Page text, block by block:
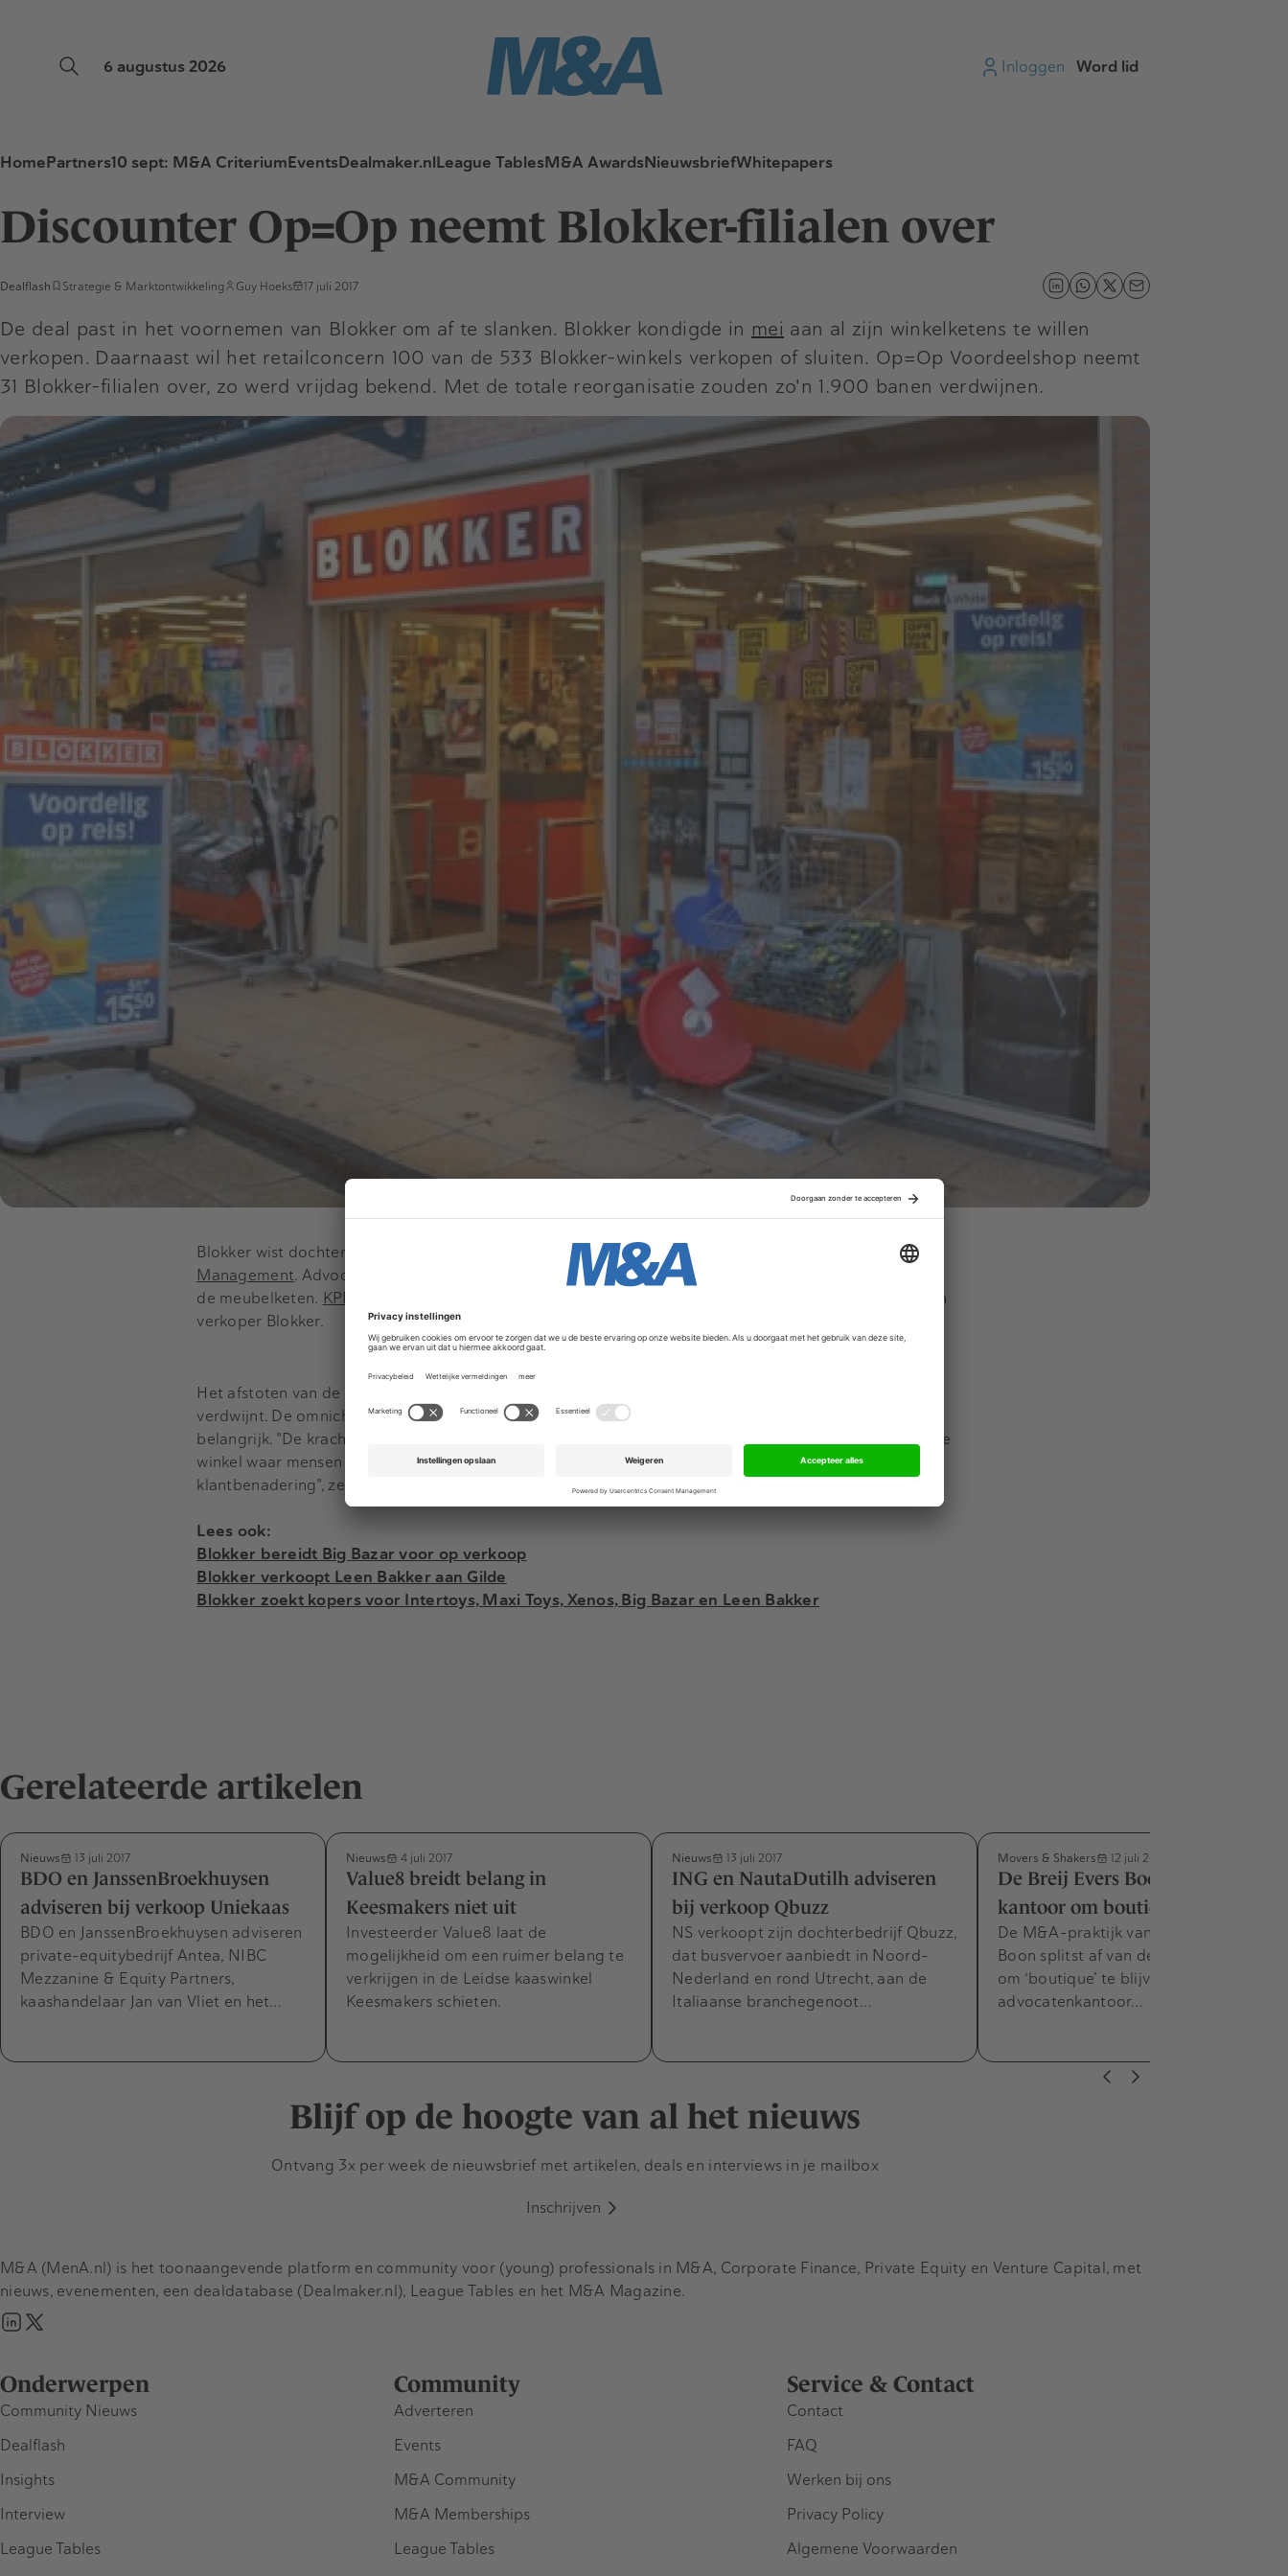
6 augustus 2026 Inloggen Word lid
HomePartners10 sept: M&A CriteriumEventsDealmaker.nlLeague TablesM&A AwardsNieuwsbriefWhitepapers
Discounter Op=Op neemt Blokker-filialen over
Dealflash Strategie & Marktontwikkeling Guy Hoeks 17 juli 2017
De deal past in het voornemen van Blokker om af te slanken. Blokker kondigde in mei aan al zijn winkelketens te willen
verkopen. Daarnaast wil het retailconcern 100 van de 533 Blokker-winkels verkopen of sluiten. Op=Op Voordeelshop neemt
31 Blokker-filialen over, zo werd vrijdag bekend. Met de totale reorganisatie zouden zo'n 1.900 banen verdwijnen.
Blokker wist dochteronderneming Leen Bakker al te verkopen aan investeerder
Management. Advocatenkantoor Simmons & Simmonsloodste Gilde naar het meerderheidsbelang in
de meubelketen. KPMG
(pr/communicatie) adviseerden
verkoper Blokker.
Het afstoten van de winkels betekent niet dat Blokker uiteindelijk helemaal uit het straatbeeld
verdwijnt. De omnichannel-strategie van het retailconcern is volgens financieel directeur Jeroen Visser
belangrijk. "De kracht van ons bedrijf zit niet alleen in e-commerce, maar ook in winkels en kiosken in de
winkel waar mensen kunnen kopen als een product niet in de winkel ligt. Dat is een andere
klantbenadering", zei Visser afgelopen najaar in
CFO Magazine.
Lees ook:
Blokker bereidt Big Bazar voor op verkoop
Blokker verkoopt Leen Bakker aan Gilde
Blokker zoekt kopers voor Intertoys, Maxi Toys, Xenos, Big Bazar en Leen Bakker
Gerelateerde artikelen
Nieuws 13 juli 2017
BDO en JanssenBroekhuysen
adviseren bij verkoop Uniekaas
BDO en JanssenBroekhuysen adviseren
private-equitybedrijf Antea, NIBC
Mezzanine & Equity Partners,
kaashandelaar Jan van Vliet en het…
Nieuws 4 juli 2017
Value8 breidt belang in
Keesmakers niet uit
Investeerder Value8 laat de
mogelijkheid om een ruimer belang te
verkrijgen in de Leidse kaaswinkel
Keesmakers schieten.
Nieuws 13 juli 2017
ING en NautaDutilh adviseren
bij verkoop Qbuzz
NS verkoopt zijn dochterbedrijf Qbuzz,
dat busvervoer aanbiedt in Noord-
Nederland en rond Utrecht, aan de
Italiaanse branchegenoot…
Movers & Shakers 12 juli 2017
De Breij Evers Boon splitst
kantoor om boutique te blijven
De M&A-praktijk van De Breij Evers
Boon splitst af van de litigationpraktijk
om ‘boutique’ te blijven. Dat meldt het
advocatenkantoor…
Blijf op de hoogte van al het nieuws
Ontvang 3x per week de nieuwsbrief met artikelen, deals en interviews in je mailbox
Inschrijven
Onderwerpen
Community Nieuws
Dealflash
Insights
Interview
League Tables
Community
Adverteren
Events
M&A Community
M&A Memberships
League Tables
Service & Contact
Contact
FAQ
Werken bij ons
Privacy Policy
Algemene Voorwaarden
M&A (MenA.nl) is het toonaangevende platform en community voor (young) professionals in M&A, Corporate Finance, Private Equity en Venture Capital, met
nieuws, evenementen, een dealdatabase (Dealmaker.nl), League Tables en het M&A Magazine.